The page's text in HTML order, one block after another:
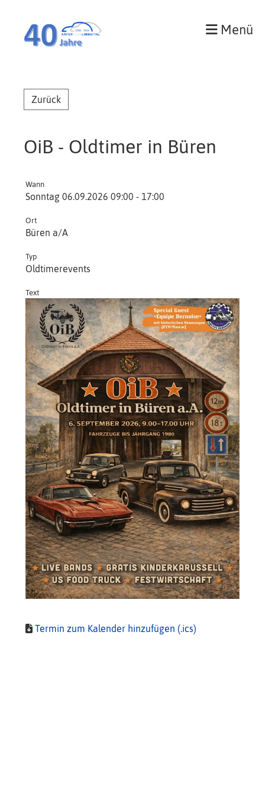
Menü
Zurück
OiB - Oldtimer in Büren
Wann
Sonntag 06.09.2026 09:00 - 17:00
Ort
Büren a/A
Typ
Oldtimerevents
Text
Termin zum Kalender hinzufügen (.ics)